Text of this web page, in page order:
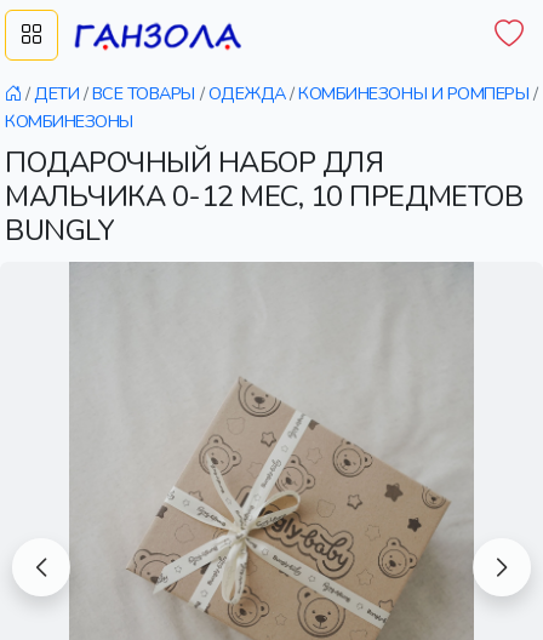
/ДЕТИ /ВСЕ ТОВАРЫ /ОДЕЖДА/КОМБИНЕЗОНЫ И РОМПЕРЫ /
КОМБИНЕЗОНЫ
ПОДАРОЧНЫЙ НАБОР ДЛЯ
МАЛЬЧИКА 0-12 МЕС, 10 ПРЕДМЕТОВ
BUNGLY